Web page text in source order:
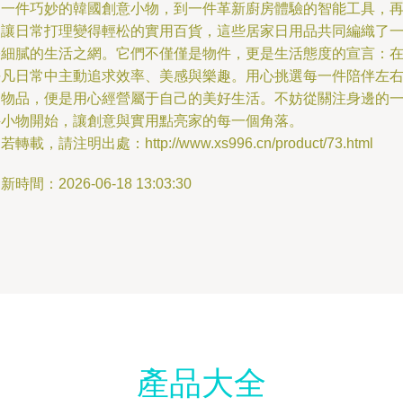
件巧妙的韓國創意小物，到一件革新廚房體驗的智能工具，再
日常打理變得輕松的實用百貨，這些居家日用品共同編織了一
膩的生活之網。它們不僅僅是物件，更是生活態度的宣言：在
日常中主動追求效率、美感與樂趣。用心挑選每一件陪伴左右
品，便是用心經營屬于自己的美好生活。不妨從關注身邊的一
物開始，讓創意與實用點亮家的每一個角落。
轉載，請注明出處：http://www.xs996.cn/product/73.html
時間：2026-06-18 13:03:30
產品大全